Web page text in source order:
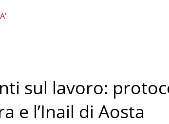
sul lavoro:
e l’Inail di Aosta